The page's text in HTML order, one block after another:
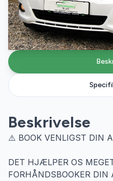
Beskrivelse
⚠️ BOOK VENLIGST DIN
DET HJÆLPER OS
FORHÅNDSBOOKER